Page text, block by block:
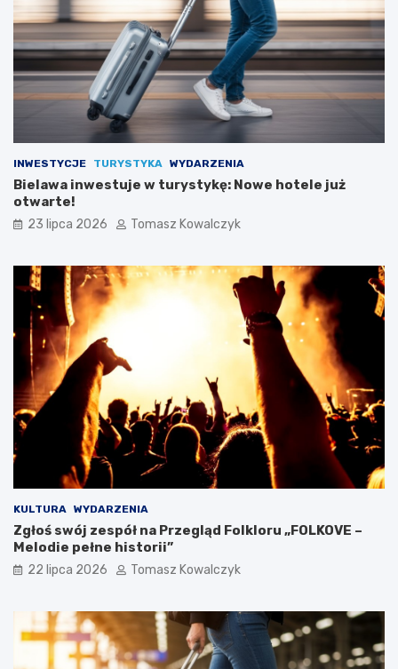
INWESTYCJE TURYSTYKA WYDARZENIA
Bielawa inwestuje w turystykę: Nowe hotele już
otwarte!
23 lipca 2026 Tomasz Kowalczyk
KULTURA WYDARZENIA
Zgłoś swój zespół na Przegląd Folkloru „FOLKOVE –
Melodie pełne historii”
22 lipca 2026 Tomasz Kowalczyk